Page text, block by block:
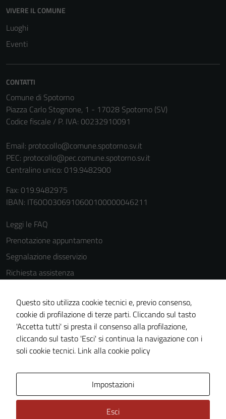
VIVERE IL COMUNE
Luoghi
Eventi
CONTATTI
Comune di Spotorno
Piazza Carlo Stognone, 1 - 17028 Spotorno (SV)
Codice fiscale / P. IVA: 00232910091
Email: protocollo@comune.spotorno.sv.it
PEC: protocollo@pec.comune.spotorno.sv.it
Centralino unico: 019.9482900
Fax: 019.9482975
IBAN: IT60O0306910600100000046211
Leggi le FAQ
Prenotazione appuntamento
Segnalazione disservizio
Richiesta assistenza
Informativa privacy
Cookie Policy
Note legali
Dichiarazione di accessibilità
Piano di miglioramento del sito
Statistiche sito web
Questo sito utilizza cookie tecnici e, previo consenso,
cookie di profilazione di terze parti. Cliccando sul tasto
'Accetta tutti' si presta il consenso alla profilazione,
cliccando sul tasto 'Esci' si continua la navigazione con i
soli cookie tecnici. Link alla cookie policy
Impostazioni
Esci